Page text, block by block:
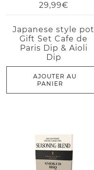
29,99€
Japanese style pot
Gift Set Cafe de
Paris Dip & Aioli
Dip
AJOUTER AU
PANIER